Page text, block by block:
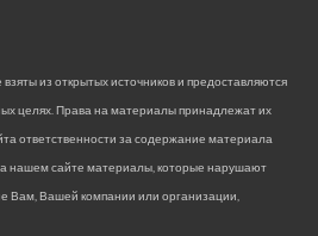
из открытых источников и предоставляются
целях. Права на материалы принадлежат их
ответственности за содержание материала
нашем сайте материалы, которые нарушают
Вам, Вашей компании или организации,